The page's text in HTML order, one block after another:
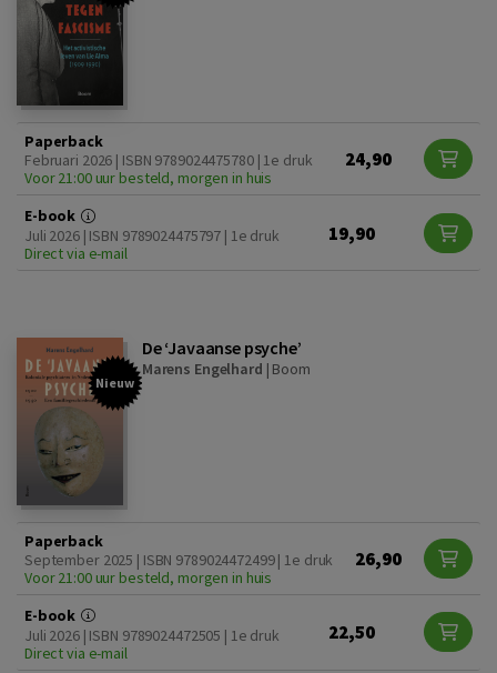
Paperback
Februari 2026 | ISBN 9789024475780 | 1e druk
Voor 21:00 uur besteld, morgen in huis
24,90
E-book
Juli 2026 | ISBN 9789024475797 | 1e druk
Direct via e-mail
19,90
Nieuw
De ‘Javaanse psyche’
Marens Engelhard | Boom
Paperback
September 2025 | ISBN 9789024472499 | 1e druk
Voor 21:00 uur besteld, morgen in huis
26,90
E-book
Juli 2026 | ISBN 9789024472505 | 1e druk
Direct via e-mail
22,50